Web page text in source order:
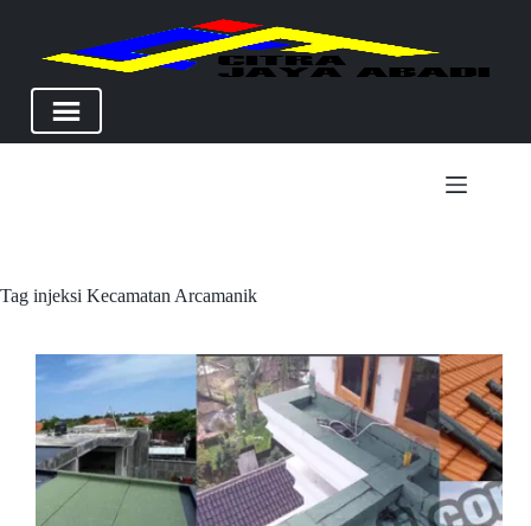
Tag injeksi Kecamatan Arcamanik